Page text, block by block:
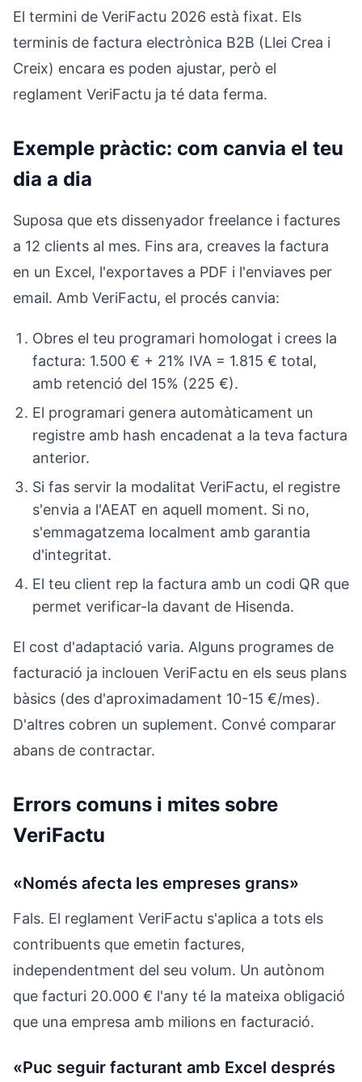
El termini de VeriFactu 2026 està fixat. Els
terminis de factura electrònica B2B (Llei Crea i
Creix) encara es poden ajustar, però el
reglament VeriFactu ja té data ferma.
Exemple pràctic: com canvia el teu
dia a dia
Suposa que ets dissenyador freelance i factures
a 12 clients al mes. Fins ara, creaves la factura
en un Excel, l'exportaves a PDF i l'enviaves per
email. Amb VeriFactu, el procés canvia:
Obres el teu programari homologat i crees la
factura: 1.500 € + 21% IVA = 1.815 € total,
amb retenció del 15% (225 €).
El programari genera automàticament un
registre amb hash encadenat a la teva factura
anterior.
Si fas servir la modalitat VeriFactu, el registre
s'envia a l'AEAT en aquell moment. Si no,
s'emmagatzema localment amb garantia
d'integritat.
El teu client rep la factura amb un codi QR que
permet verificar-la davant de Hisenda.
El cost d'adaptació varia. Alguns programes de
facturació ja inclouen VeriFactu en els seus plans
bàsics (des d'aproximadament 10-15 €/mes).
D'altres cobren un suplement. Convé comparar
abans de contractar.
Errors comuns i mites sobre
VeriFactu
«Només afecta les empreses grans»
Fals. El reglament VeriFactu s'aplica a tots els
contribuents que emetin factures,
independentment del seu volum. Un autònom
que facturi 20.000 € l'any té la mateixa obligació
que una empresa amb milions en facturació.
«Puc seguir facturant amb Excel després